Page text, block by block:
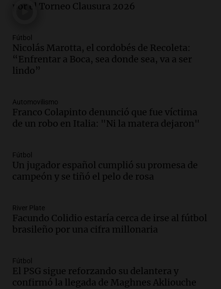
Episodios
en ludopatía: “Tener el casino en la
mano es muy peligroso”
La Argentina, hoy
Episodios
sobre los parques educativos
Amamos Argentina
Episodios
traerá más lluvias y eventos extremos
durante la primavera
Informados al regreso
restablecer el servicio de electricidad
tras fuertes vientos
Panorama Federal
Audio.
los empresarios del país cree que la
economía mejorará el próximo año
por el Torneo Clausura 2026
Fútbol
Nicolás Marotta, el cordobés de Recoleta:
“Enfrentar a Boca, sea donde sea, va a ser
lindo”
Automovilismo
Franco Colapinto denunció que fue víctima
de un robo en Italia: "Ni la matera dejaron"
Fútbol
Un jugador español cumplió su promesa de
campeón y se tiñó el pelo de rosa
River Plate
Facundo Colidio estaría cerca de irse al fútbol
brasileño por una cifra millonaria
Fútbol
El PSG sigue reforzando su delantera y
confirmó la llegada de Maghnes Akliouche